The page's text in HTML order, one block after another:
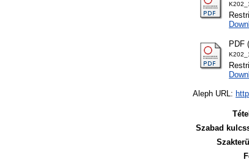
PDF
Aleph URL:
Szabad